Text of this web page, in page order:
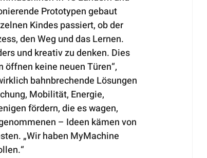
Prototypen gebaut
Kindes passiert, ob der
den Weg und das Lernen.
und kreativ zu denken. Dies
keine neuen Türen“,
bahnbrechende Lösungen
Mobilität, Energie,
fördern, die es wagen,
– Ideen kämen von
„Wir haben MyMachine